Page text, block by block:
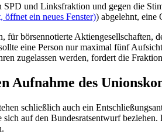
und Linksfraktion und gegen die
öffnet ein neues Fenster)) abgelehnt, eine
für börsennotierte Aktiengesellschaften,
eine Person nur maximal fünf
zugelassen werden, fordert die
Aufnahme des
schließlich auch ein
sich auf den Bundesratsentwurf